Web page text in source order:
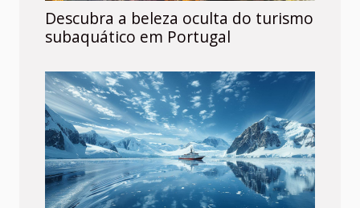
Descubra a beleza oculta do turismo
subaquático em Portugal